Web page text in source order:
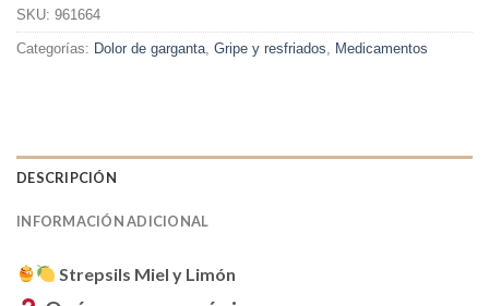
SKU: 961664
Categorías: Dolor de garganta Gripe y resfriados Medicamentos
DESCRIPCIÓN
INFORMACIÓN ADICIONAL
Strepsils Miel y Limón